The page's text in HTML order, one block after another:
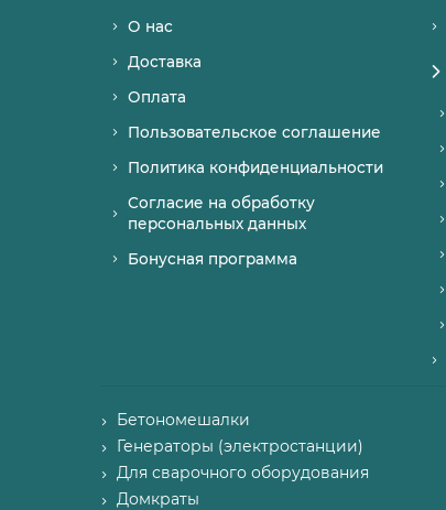
О нас
Доставка
Оплата
Пользовательское соглашение
Политика конфиденциальности
Согласие на обработку
персональных данных
Бонусная программа
Бетономешалки
Генераторы (электростанции)
Для сварочного оборудования
Домкраты